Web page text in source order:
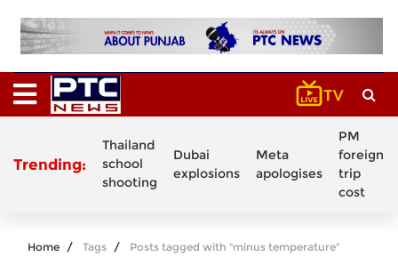
Trending:
Thailand
school
shooting
Dubai
explosions
Meta
apologises
PM
foreign
trip
cost
Home Tags Posts tagged with "minus temperature"